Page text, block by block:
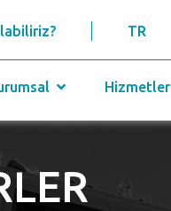
TR
Hizmetler